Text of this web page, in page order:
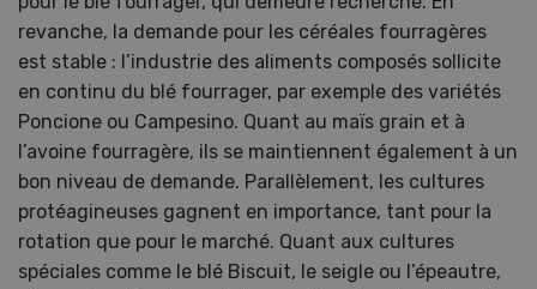
revanche, la demande pour les céréales fourragères
est stable : l’industrie des aliments composés sollicite
en continu du blé fourrager, par exemple des variétés
Poncione ou Campesino. Quant au maïs grain et à
l’avoine fourragère, ils se maintiennent également à un
bon niveau de demande. Parallèlement, les cultures
protéagineuses gagnent en importance, tant pour la
rotation que pour le marché. Quant aux cultures
spéciales comme le blé Biscuit, le seigle ou l’épeautre,